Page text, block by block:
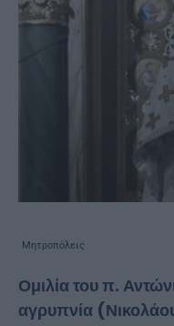
Μητροπόλεις
Ομιλία του π.
αγρυπνία